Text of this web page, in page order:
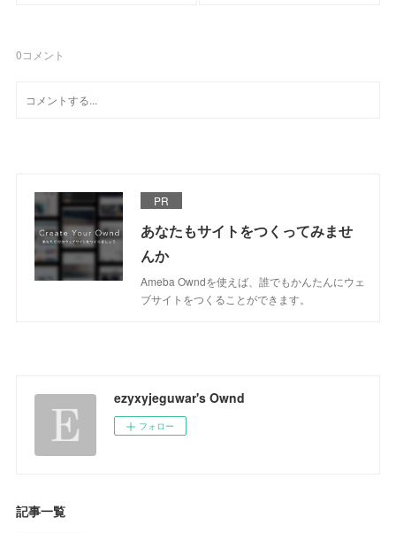
0コメント
PR
あなたもサイトをつくってみませ
んか
Ameba Owndを使えば、誰でもかんたんにウェ
ブサイトをつくることができます。
ezyxyjeguwar's Ownd
フォロー
記事一覧